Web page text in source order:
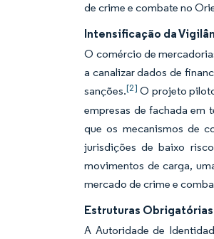
de crime e combate no
Intensificação da
O comércio de
a canalizar dados de
sanções.[2] O projeto
empresas de fachada em
que os mecanismos de
jurisdições de baixo
movimentos de carga,
mercado de crime e
Estruturas Obrigatórias
A Autoridade de